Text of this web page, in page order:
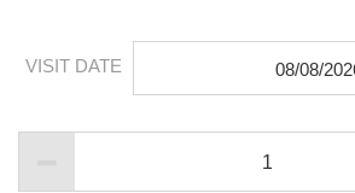
VISIT DATE 08/08/